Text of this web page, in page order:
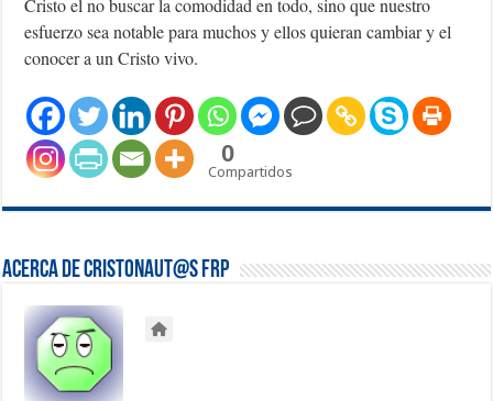
Cristo el no buscar la comodidad en todo, sino que nuestro
esfuerzo sea notable para muchos y ellos quieran cambiar y el
conocer a un Cristo vivo.
0
Compartidos
Acerca de Cristonaut@s FRP